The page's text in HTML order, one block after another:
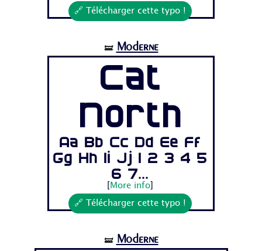
🔗 Télécharger cette typo !
🝛 Moderne
Cat
North
Aa Bb Cc Dd Ee Ff
Gg Hh Ii Jj 1 2 3 4 5
6 7...
More info]
🔗 Télécharger cette typo !
🝛 Moderne